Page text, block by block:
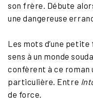
son frère. Débute
une dangereuse
Les mots d’une
sens à un monde
confèrent à ce roman
particulière. Entre
de force.